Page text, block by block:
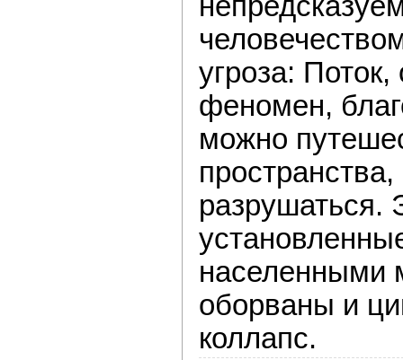
угроза:
феномен,
можно
разрушаться.
населенными
оборваны и
коллапс.